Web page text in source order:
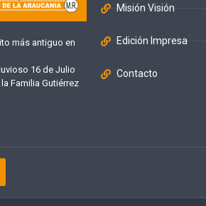
más antiguo en
16 de Julio
Familia Gutiérrez
Misión Visión
Edición Impresa
Contacto